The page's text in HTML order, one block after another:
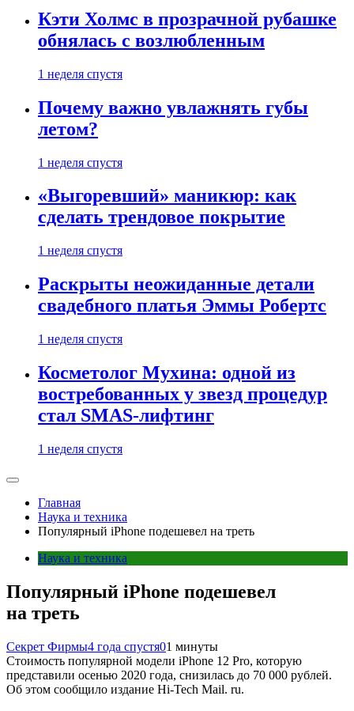
Кэти Холмс в прозрачной рубашке
обнялась с возлюбленным
1 неделя спустя
Почему важно увлажнять губы
летом?
1 неделя спустя
«Выгоревший» маникюр: как
сделать трендовое покрытие
1 неделя спустя
Раскрыты неожиданные детали
свадебного платья Эммы Робертс
1 неделя спустя
Косметолог Мухина: одной из
востребованных у звезд процедур
стал SMAS-лифтинг
1 неделя спустя
Главная
Наука и техника
Популярный iPhone подешевел на треть
Наука и техника
Популярный iPhone подешевел
на треть
Секрет Фирмы4 года спустя01 минуты
Стоимость популярной модели iPhone 12 Pro, которую
представили осенью 2020 года, снизилась до 70 000 рублей.
Об этом сообщило издание Hi-Tech Mail. ru.